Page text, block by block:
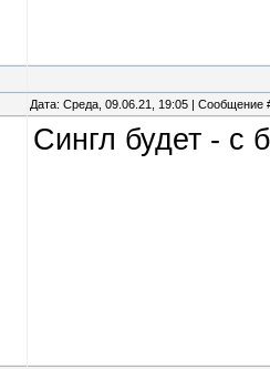
Дата: Среда, 09.06.21, 19:05 | Сообщение
Сингл будет - с